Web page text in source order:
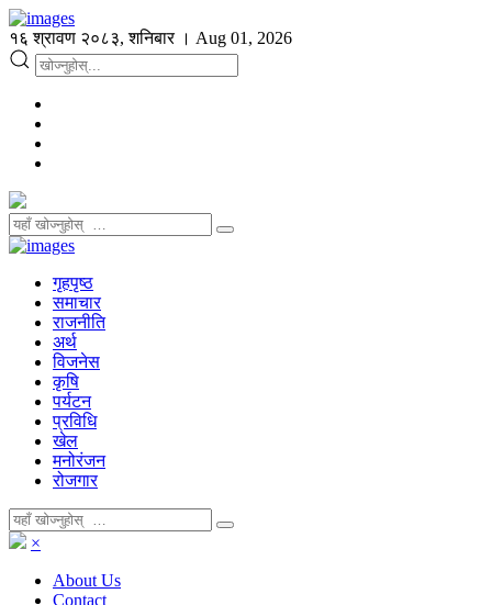
१६ श्रावण २०८३, शनिबार । Aug 01, 2026
गृहपृष्ठ
समाचार
राजनीति
अर्थ
विजनेस
कृषि
पर्यटन
प्रविधि
खेल
मनोरंजन
रोजगार
×
About Us
Contact